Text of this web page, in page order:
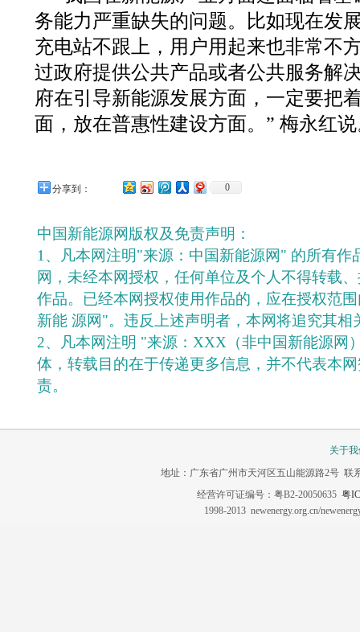
务能力严重缺失的问题。比如现在发
充电站不跟上，用户用起来也非常不
过政府提供公共产品或者公共服务解
府在引导新能源发展方面，一定要把
面，放在普惠性建设方面。” 梅永红
分享到： 0
中国新能源网版权及免责声明：
1、凡本网注明"来源：中国新能源网" 的所有作
网，未经本网授权，任何单位及个人不得转载
作品。已经本网授权使用作品的，应在授权范
新能 源网"。违反上述声明者，本网将追究其相
2、凡本网注明 "来源：XXX（非中国新能源网
体，转载目的在于传递更多信息，并不代表本
责。
关于
地址：广东省广州市天河区五山能源路2号 联
经营许可证编号：粤B2-20050635 粤
1998-2013 newenergy.org.cn/